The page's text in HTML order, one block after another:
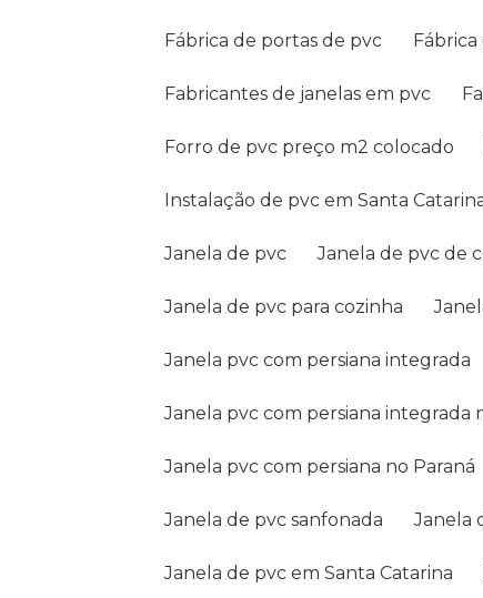
Fábrica de portas de pvc
Fabricantes de janelas em pvc
Forro de pvc preço m2 colocado
Instalação de pvc em Santa
Janela de pvc Janela de pvc de
Janela de pvc para cozinha
Janela pvc com persiana integrada
Janela pvc com persiana integrada
Janela pvc com persiana no Paraná
Janela de pvc sanfonada
Janela de pvc em Santa Catarina